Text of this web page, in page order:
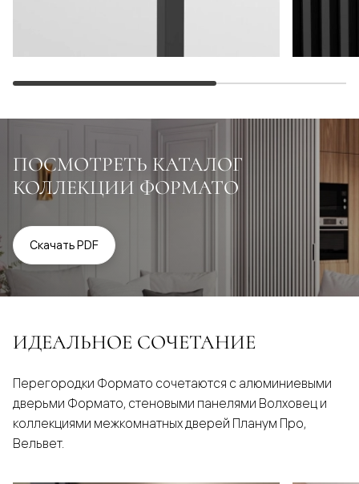
ПОСМОТРЕТЬ КАТАЛОГ
КОЛЛЕКЦИИ ФОРМАТО
Скачать PDF
ИДЕАЛЬНОЕ СОЧЕТАНИЕ
Перегородки Формато сочетаются с алюминиевыми
дверьми Формато, стеновыми панелями Волховец и
коллекциями межкомнатных дверей Планум Про,
Вельвет.